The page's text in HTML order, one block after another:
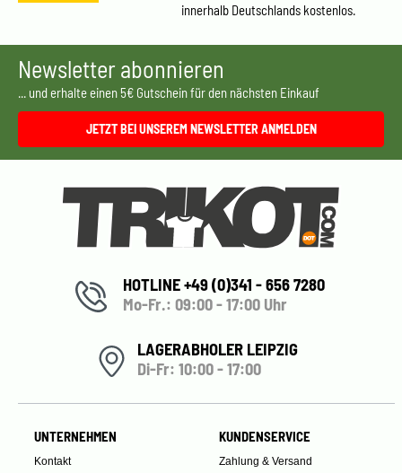
innerhalb Deutschlands kostenlos.
Newsletter abonnieren
... und erhalte einen 5€ Gutschein für den nächsten Einkauf
JETZT BEI UNSEREM NEWSLETTER ANMELDEN
HOTLINE +49 (0)341 - 656 7280
Mo-Fr.: 09:00 - 17:00 Uhr
LAGERABHOLER LEIPZIG
Di-Fr: 10:00 - 17:00
UNTERNEHMEN
Kontakt
KUNDENSERVICE
Zahlung & Versand